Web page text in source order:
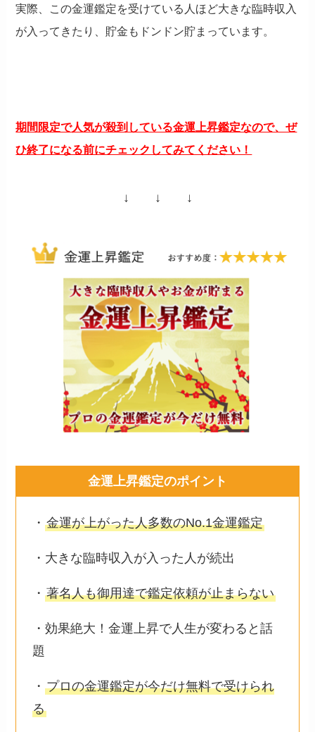
実際、この金運鑑定を受けている人ほど大きな臨時収入
が入ってきたり、貯金もドンドン貯まっています。
期間限定で人気が殺到している金運上昇鑑定なので、ぜ
ひ終了になる前にチェックしてみてください！
↓ ↓ ↓
金運上昇鑑定のポイント
・ 金運が上がった人多数のNo.1金運鑑定
・大きな臨時収入が入った人が続出
・ 著名人も御用達で鑑定依頼が止まらない
・効果絶大！金運上昇で人生が変わると話
題
・ プロの金運鑑定が今だけ無料で受けられ
る